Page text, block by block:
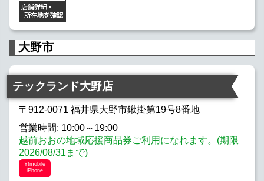
大野市
テックランド大野店
〒912-0071 福井県大野市鍬掛第19号8番地
営業時間: 10:00～19:00
越前おおの地域応援商品券ご利用になれます。(期限
2026/08/31まで)
Y!mobile
iPhone